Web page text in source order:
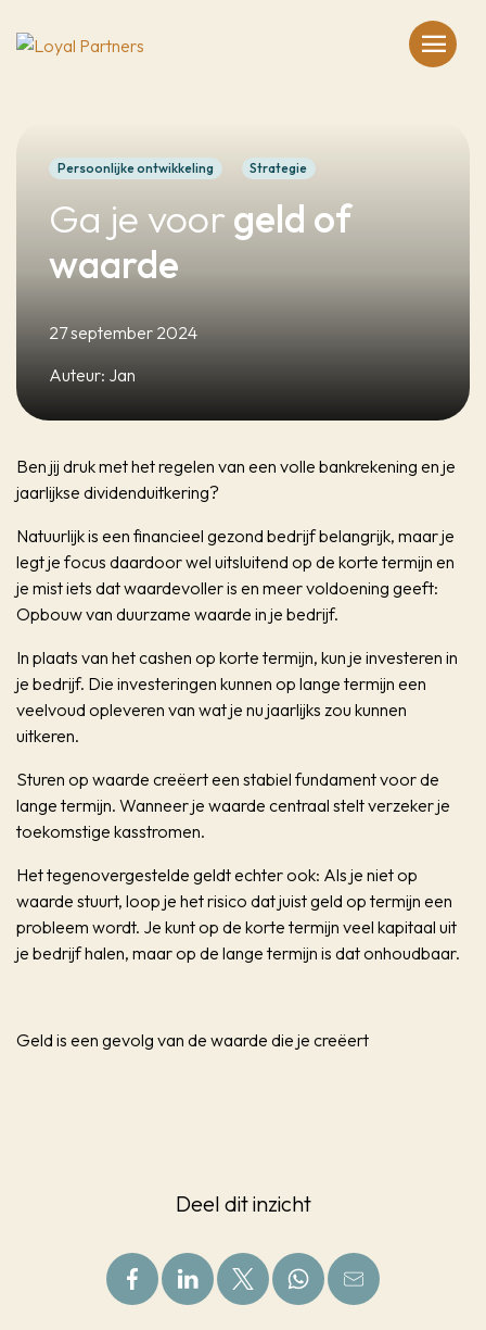
menu
Persoonlijke ontwikkeling Strategie
Ga je voorgeld of
waarde
27 september 2024
Auteur: Jan
Ben jij druk met het regelen van een volle bankrekening en je
jaarlijkse dividenduitkering?
Natuurlijk is een financieel gezond bedrijf belangrijk, maar je
legt je focus daardoor wel uitsluitend op de korte termijn en
je mist iets dat waardevoller is en meer voldoening geeft:
Opbouw van duurzame waarde in je bedrijf.
In plaats van het cashen op korte termijn, kun je investeren in
je bedrijf. Die investeringen kunnen op lange termijn een
veelvoud opleveren van wat je nu jaarlijks zou kunnen
uitkeren.
Sturen op waarde creëert een stabiel fundament voor de
lange termijn. Wanneer je waarde centraal stelt verzeker je
toekomstige kasstromen.
Het tegenovergestelde geldt echter ook: Als je nietop
waarde stuurt, loop je het risico dat juist geld op termijn een
probleem wordt. Je kunt op de korte termijn veel kapitaal uit
je bedrijf halen, maar op de lange termijn is dat onhoudbaar.
Geld is een gevolg van de waarde die je creëert
Deel dit inzicht